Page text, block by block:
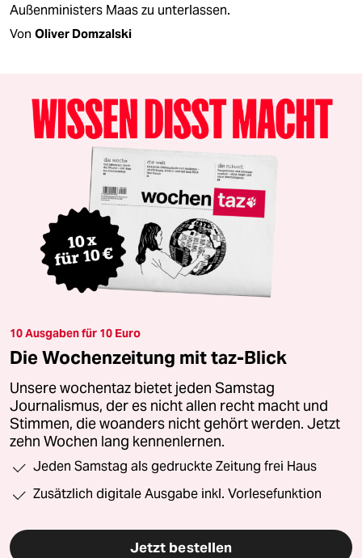
Außenministers Maas zu unterlassen.
Von Oliver Domzalski
10 Ausgaben für 10 Euro
Die Wochenzeitung mit taz-Blick
Unsere wochentaz bietet jeden Samstag
Journalismus, der es nicht allen recht macht und
Stimmen, die woanders nicht gehört werden. Jetzt
zehn Wochen lang kennenlernen.
Jeden Samstag als gedruckte Zeitung frei Haus
Zusätzlich digitale Ausgabe inkl. Vorlesefunktion
Jetzt bestellen